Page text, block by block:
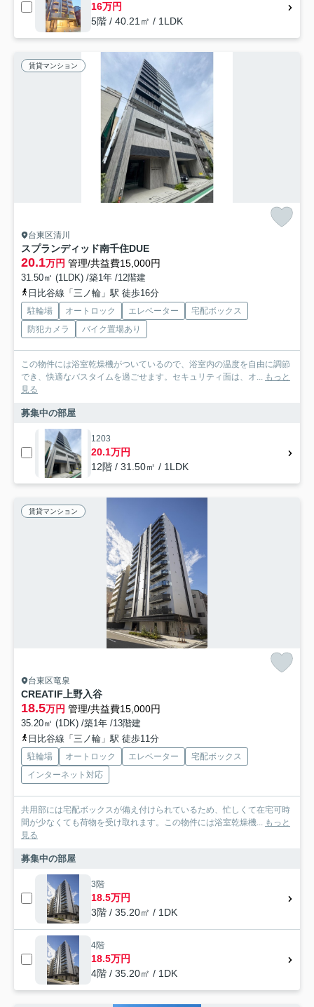
16万円
5階 / 40.21㎡ / 1LDK
賃貸マンション
台東区清川
スプランディッド南千住DUE
20.1万円 管理/共益費15,000円
31.50㎡ (1LDK) /築1年 /12階建
日比谷線「三ノ輪」駅 徒歩16分
駐輪場 オートロック エレベーター
宅配ボックス
防犯カメラ
バイク置場あり
この物件には浴室乾燥機がついているので、浴室内の温度を自由に調節
でき、快適なバスタイムを過ごせます。セキュリティ面は、オ... もっと
見る
募集中の部屋
1203
20.1万円
12階 / 31.50㎡ / 1LDK
賃貸マンション
台東区竜泉
CREATIF上野入谷
18.5万円 管理/共益費15,000円
35.20㎡ (1DK) /築1年 /13階建
日比谷線「三ノ輪」駅 徒歩11分
駐輪場 オートロック エレベーター
宅配ボックス
インターネット対応
共用部には宅配ボックスが備え付けられているため、忙しくて在宅可時
間が少なくても荷物を受け取れます。この物件には浴室乾燥機... もっと
見る
募集中の部屋
3階
18.5万円
3階 / 35.20㎡ / 1DK
4階
18.5万円
4階 / 35.20㎡ / 1DK